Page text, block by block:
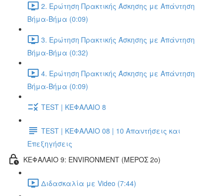
2. Ερώτηση Πρακτικής Άσκησης με Απάντηση
Βήμα-Βήμα (0:09)
3. Ερώτηση Πρακτικής Άσκησης με Απάντηση
Βήμα-Βήμα (0:32)
4. Ερώτηση Πρακτικής Άσκησης με Απάντηση
Βήμα-Βήμα (0:09)
TEST | ΚΕΦΑΛΑΙΟ 8
TEST | ΚΕΦΑΛΑΙΟ 08 | 10 Απαντήσεις και
Επεξηγήσεις
ΚΕΦΑΛΑΙΟ 9: ENVIRONMENT (ΜΕΡΟΣ 2o)
Διδασκαλία με Video (7:44)